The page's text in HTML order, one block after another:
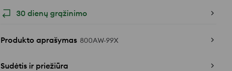
30 dienų grąžinimo
Produkto aprašymas 800AW-99X
Sudėtis ir priežiūra